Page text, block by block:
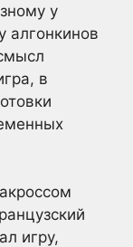
у
алгонкинов
в
игру,